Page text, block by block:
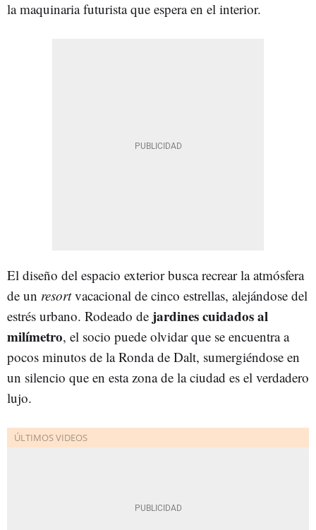
la maquinaria futurista que espera en el interior.
El diseño del espacio exterior busca recrear la atmósfera
de un resortvacacional de cinco estrellas, alejándose del
estrés urbano. Rodeado de jardines cuidados al
milímetro, el socio puede olvidar que se encuentra a
pocos minutos de la Ronda de Dalt, sumergiéndose en
un silencio que en esta zona de la ciudad es el verdadero
lujo.